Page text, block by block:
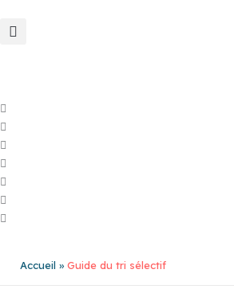
au
Accueil Guide du tri sélectif